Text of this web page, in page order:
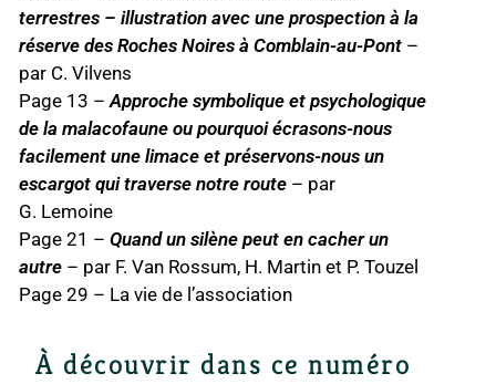
terrestres – illustration avec une prospection à la
réserve des Roches Noires à Comblain-au-Pont –
par C. Vilvens
Page 13 –Approche symbolique et psychologique
de la malacofaune ou pourquoi écrasons-nous
facilement une limace et préservons-nous un
escargot qui traverse notre route – par
G. Lemoine
Page 21 – Quand un silène peut en cacher un
autre – par F. Van Rossum, H. Martin et P. Touzel
Page 29 – La vie de l’association
À découvrir dans ce numéro